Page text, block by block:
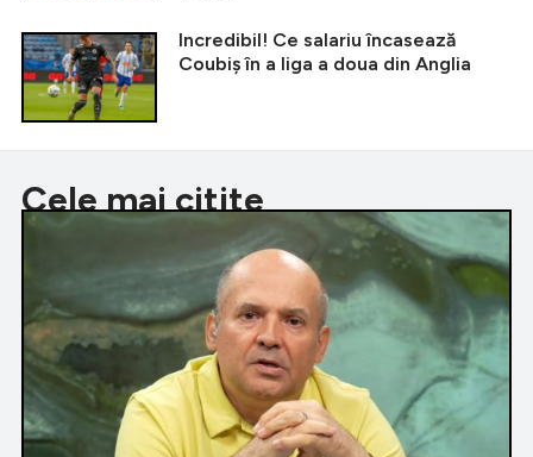
Incredibil! Ce salariu încasează
Coubiș în a liga a doua din Anglia
Cele mai citite